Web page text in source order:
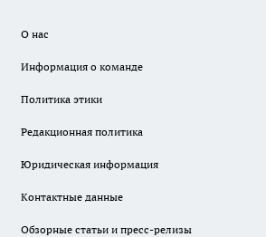
О нас
Информация о команде
Политика этики
Редакционная политика
Юридическая информация
Контактные данные
Обзорные статьи и пресс-релизы